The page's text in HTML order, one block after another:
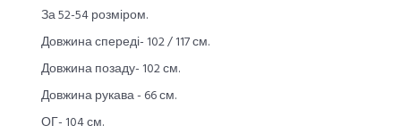
За 52-54 розміром.
Довжина спереді- 102 / 117 см.
Довжина позаду- 102 см.
Довжина рукава - 66 см.
ОГ- 104 см.